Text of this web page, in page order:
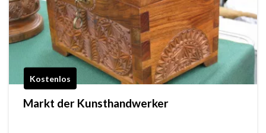
Kostenlos
Markt der Kunsthandwerker